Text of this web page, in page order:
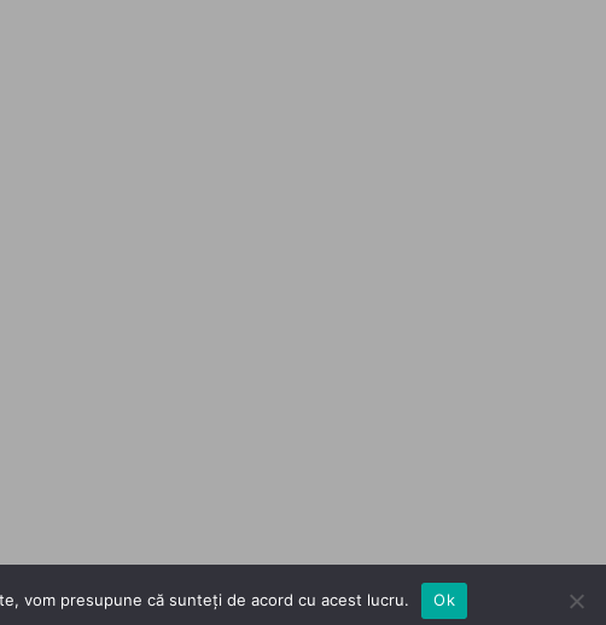
vom presupune că sunteți de acord cu acest lucru. Ok